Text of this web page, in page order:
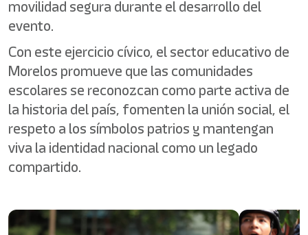
movilidad segura durante el desarrollo del
evento.
Con este ejercicio cívico, el sector educativo de
Morelos promueve que las comunidades
escolares se reconozcan como parte activa de
la historia del país, fomenten la unión social, el
respeto a los símbolos patrios y mantengan
viva la identidad nacional como un legado
compartido.